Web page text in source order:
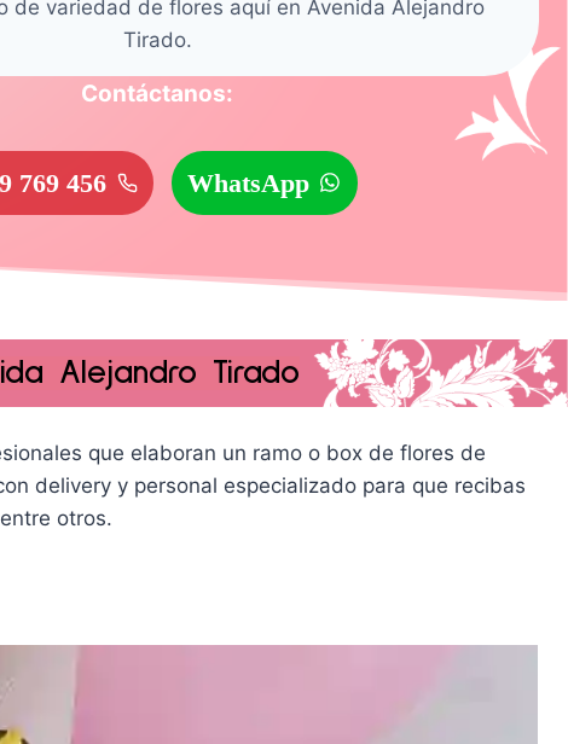
de variedad de flores aquí en Avenida Alejandro
Tirado.
Contáctanos:
769 456 WhatsApp
Alejandro Tirado
que elaboran un ramo o box de flores de
delivery y personal especializado para que recibas
otros.